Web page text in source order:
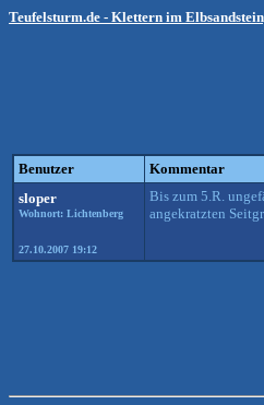
Teufelsturm.de - Klettern im
Benutzer Kommentar
sloper
Wohnort: Lichtenberg
27.10.2007 19:12
Bis zum 5.R.
angekratzten